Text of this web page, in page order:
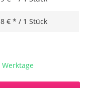
€ * / 1 Stück